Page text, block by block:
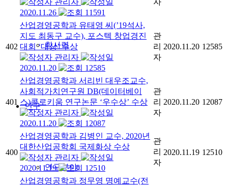
학사력
연구
연구분야
관리자
2020.11.26
11591
자
402
산업경영공학과 유태영 씨(’19석사,
지도 최동구 교수), 포스텍 창업경진
대회 ‘대상’ 수상
관리자
2020.11.20
12585
관
리
자
2020.11.20 12585
401
산업경영공학과 서리빈 대우조교수,
사회적가치연구원 DB(데이터베이
스)콜로키움 연구논문 ‘우수상’ 수상
관리자
2020.11.20
12087
관
리
자
2020.11.20 12087
400
산업경영공학과 김병인 교수, 2020년
대한산업공학회 국제화상 수상
관리자
2020.11.19
12510
관
리
자
2020.11.19 12510
산업경영공학과 정무영 명예교수(전